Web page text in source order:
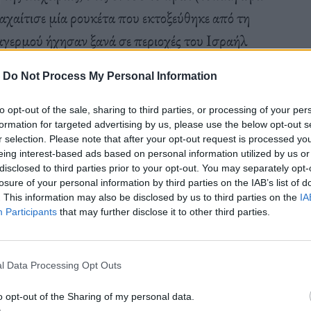
Do Not Process My Personal Information
opt-out of the sale, sharing to third parties, or processing of your
for targeted advertising by us, please use the below opt-out
selection. Please note that after your opt-out request is processed
interest-based ads based on personal information utilized by us
to third parties prior to your opt-out. You may separately
of your personal information by third parties on the IAB’s list of
This information may also be disclosed by us to third parties on the
Participants that may further disclose it to other third parties.
Data Processing Opt Outs
opt-out of the Sharing of my personal data.
μία ρουκέτα που εκτοξεύθηκε από τη
ήχησαν ξανά σε περιοχές του Ισραήλ
αναλάβει την ευθύνη για τις εκτοξεύσεις.
πλήγματα της ισραηλινής πολεμικής
της Γάζας μετά τη λήξη της εκεχειρίας.
σκοτώθηκαν σε ισραηλινή αεροπορική